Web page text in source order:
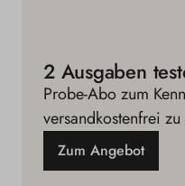
2 Ausgaben
Probe-Abo zum
versandkostenfrei
Zum Angebot